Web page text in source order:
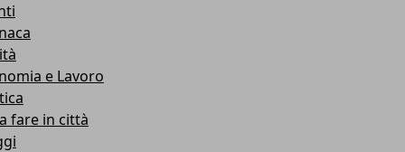
e Lavoro
fare in città